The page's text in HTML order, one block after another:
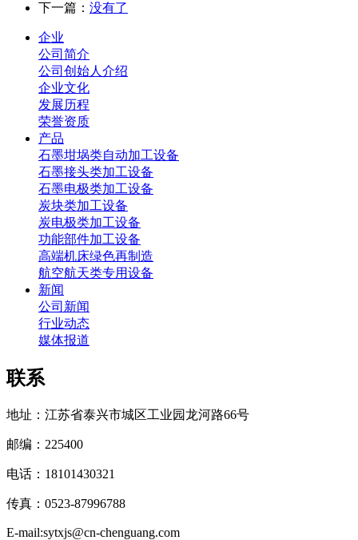
下一篇： 没有了
企业
公司简介
公司创始人介绍
企业文化
发展历程
荣誉资质
产品
石墨坩埚类自动加工设备
石墨接头类加工设备
石墨电极类加工设备
炭块类加工设备
炭电极类加工设备
功能部件加工设备
高端机床绿色再制造
航空航天类专用设备
新闻
公司新闻
行业动态
媒体报道
联系
地址：江苏省泰兴市城区工业园龙河路66号
邮编：225400
电话：18101430321
传真：0523-87996788
E-mail:sytxjs@cn-chenguang.com